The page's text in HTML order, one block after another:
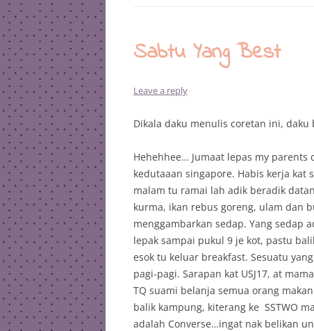
Sabtu Yang Best
Leave a reply
Dikala daku menulis coretan ini,
Hehehhee… Jumaat lepas my
kedutaaan singapore. Habis kerja
malam tu ramai lah adik beradik
kurma, ikan rebus goreng, ulam dan
menggambarkan sedap. Yang sedap
lepak sampai pukul 9 je kot, pastu
esok tu keluar breakfast. Sesuatu
pagi-pagi. Sarapan kat USJ17, at
TQ suami belanja semua orang
balik kampung, kiterang ke SSTWO
adalah Converse…ingat nak belikan